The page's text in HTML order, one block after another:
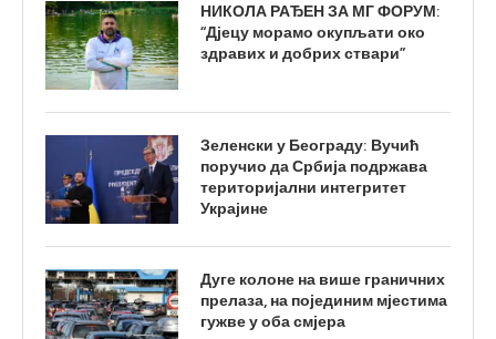
НИКОЛА РАЂЕН ЗА МГ ФОРУМ:
“Дјецу морамо окупљати око
здравих и добрих ствари”
Зеленски у Београду: Вучић
поручио да Србија подржава
територијални интегритет
Украјине
Дуге колоне на више граничних
прелаза, на појединим мјестима
гужве у оба смјера